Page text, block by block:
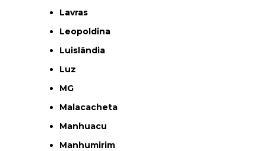
Lavras
Leopoldina
Luislândia
Luz
MG
Malacacheta
Manhuacu
Manhumirim